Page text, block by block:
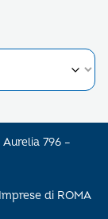
Aurelia 796 –
di ROMA